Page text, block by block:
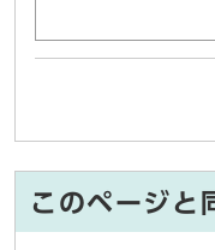
このページと